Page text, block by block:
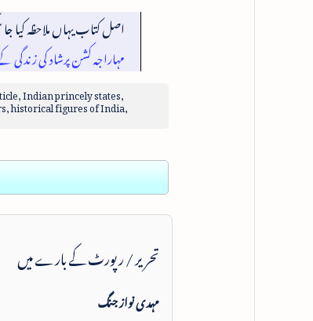
اصل کتاب یہاں ملاحظہ کیا
مہاراجہ کشن پرشاد کی
Indian princely states,
historical figures of India,
تحریر / رپورٹ کے بارے میں
مہدی نواز جنگ